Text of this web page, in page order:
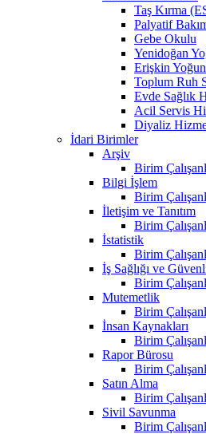
Taş Kırma
Palyatif
Gebe Okulu
Yenidoğan
Erişkin
Toplum Ruh
Evde Sağlık
Acil Servis
Diyaliz
İdari Birimler
Arşiv
Birim
Bilgi İşlem
Birim
İletişim ve Tanıtım
Birim
İstatistik
Birim
İş Sağlığı ve
Birim
Mutemetlik
Birim
İnsan Kaynakları
Birim
Rapor Bürosu
Birim
Satın Alma
Birim
Sivil Savunma
Birim